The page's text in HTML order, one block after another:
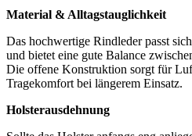
Material & Alltagstauglichkeit
Das hochwertige Rindleder passt
und bietet eine gute Balance
Die offene Konstruktion sorgt für
Tragekomfort bei längerem Einsatz.
Holsterausdehnung